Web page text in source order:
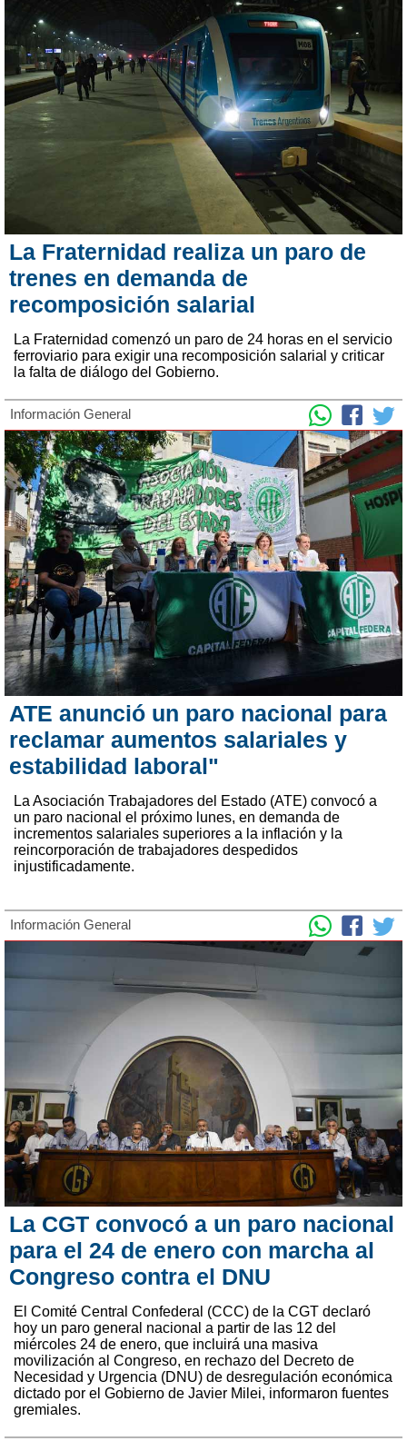
La Fraternidad realiza un paro de
trenes en demanda de
recomposición salarial
La Fraternidad comenzó un paro de 24 horas en el servicio
ferroviario para exigir una recomposición salarial y criticar
la falta de diálogo del Gobierno.
Información General
ATE anunció un paro nacional para
reclamar aumentos salariales y
estabilidad laboral"
La Asociación Trabajadores del Estado (ATE) convocó a
un paro nacional el próximo lunes, en demanda de
incrementos salariales superiores a la inflación y la
reincorporación de trabajadores despedidos
injustificadamente.
Información General
La CGT convocó a un paro nacional
para el 24 de enero con marcha al
Congreso contra el DNU
El Comité Central Confederal (CCC) de la CGT declaró
hoy un paro general nacional a partir de las 12 del
miércoles 24 de enero, que incluirá una masiva
movilización al Congreso, en rechazo del Decreto de
Necesidad y Urgencia (DNU) de desregulación económica
dictado por el Gobierno de Javier Milei, informaron fuentes
gremiales.